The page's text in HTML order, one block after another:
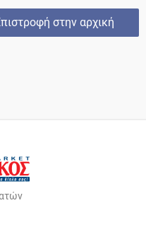
στην αρχική